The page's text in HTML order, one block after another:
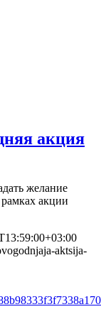
акция
желание
акции
aktsija-